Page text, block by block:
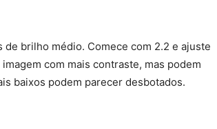
brilho médio. Comece com 2.2 e ajuste
com mais contraste, mas podem
baixos podem parecer desbotados.